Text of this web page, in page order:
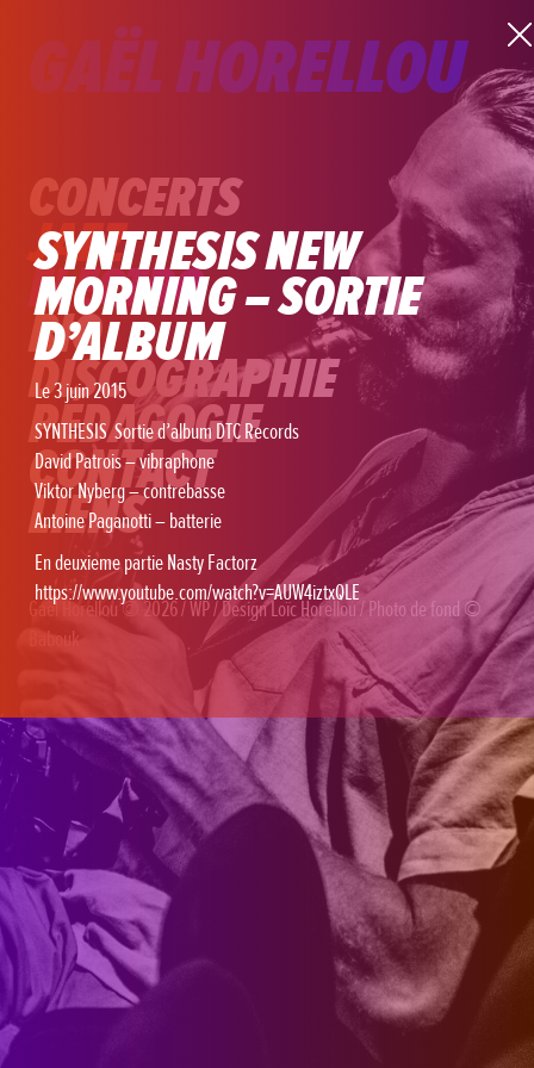
GAËL HORELLOU
SYNTHESIS NEW
MORNING – SORTIE
D’ALBUM
Le 3 juin 2015
SYNTHESIS Sortie d’album DTC Records
David Patrois – vibraphone
Viktor Nyberg – contrebasse
Antoine Paganotti – batterie
En deuxieme partie Nasty Factorz
https://www.youtube.com/watch?v=AUW4iztxQLE
CONCERTS
JAZZ
ELECTRO
BIO
DISCOGRAPHIE
PÉDAGOGIE
CONTACT
LIENS
Gaël Horellou© 2026 /WP/ DesignLoïc Horellou/ Photo de fond ©
Babouk